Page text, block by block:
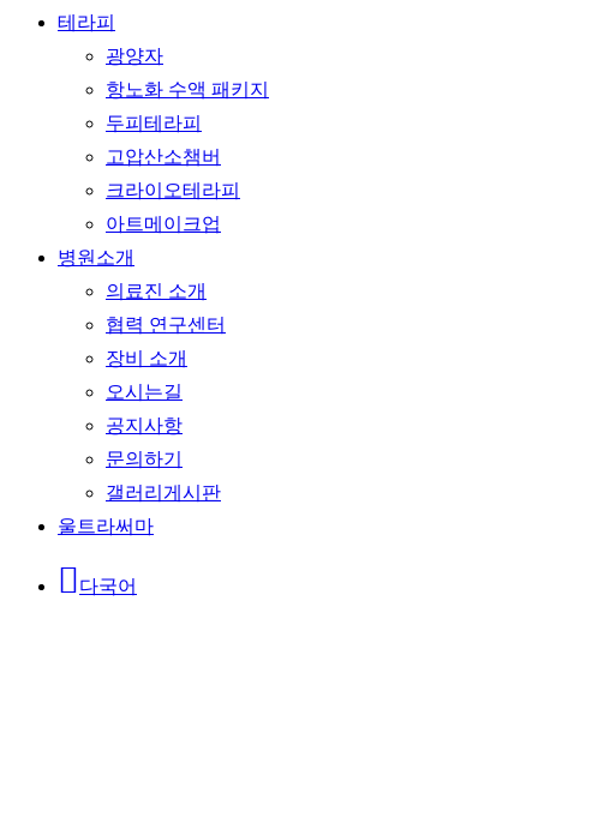
테라피
광양자
항노화 수액 패키지
두피테라피
고압산소챔버
크라이오테라피
아트메이크업
병원소개
의료진 소개
협력 연구센터
장비 소개
오시는길
공지사항
문의하기
갤러리게시판
울트라써마
다국어